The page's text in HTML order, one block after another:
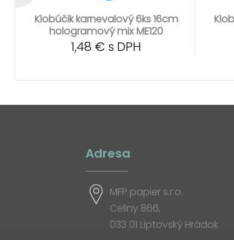
Klobúčik karnevalový 6ks 16cm
hologramový mix ME120
1,48 € s DPH
Adresa
MFP papier s.r.o.
Celiny 866,
033 01 Liptovský Hrádok